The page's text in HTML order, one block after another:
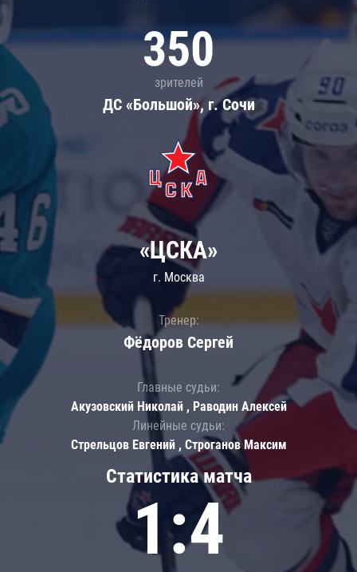
350
зрителей
ДС «Большой», г. Сочи
Статистика матча
1:4
«ЦСКА»
г. Москва
Тренер:
Фёдоров Сергей
Главные судьи:
Акузовский Николай , Раводин Алексей
Линейные судьи:
Стрельцов Евгений , Строганов Максим